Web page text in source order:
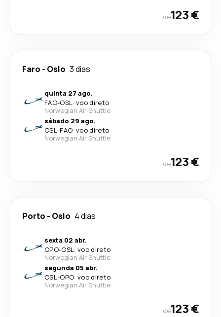
de123 €
Faro - Oslo 3 dias
quinta 27 ago.
FAO-OSL· voo direto
Norwegian Air Shuttle
sábado 29 ago.
OSL-FAO· voo direto
Norwegian Air Shuttle
de123 €
Porto - Oslo 4 dias
sexta 02 abr.
OPO-OSL· voo direto
Norwegian Air Shuttle
segunda 05 abr.
OSL-OPO· voo direto
Norwegian Air Shuttle
de123 €